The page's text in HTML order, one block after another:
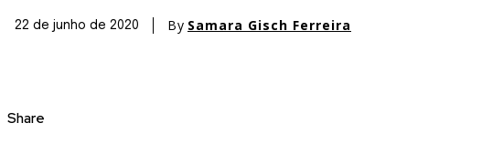
22 de junho de 2020 By Samara Gisch Ferreira
Share